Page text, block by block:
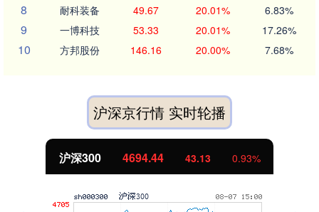
8 耐科装备 49.67 20.01% 6.83%
9 一博科技 53.33 20.01% 17.26%
10 方邦股份 146.16 20.00% 7.68%
沪深京行情 实时轮播
沪深300 4694.44 43.13 0.93%